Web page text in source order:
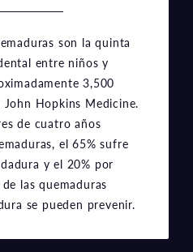
son la quinta
entre niños y
3,500
John Hopkins Medicine.
de cuatro años
el 65% sufre
y el 20% por
las quemaduras
se pueden prevenir.